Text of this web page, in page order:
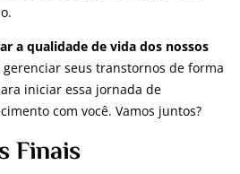
a qualidade de vida dos nossos
gerenciar seus transtornos de forma
iniciar essa jornada de
com você. Vamos juntos?
Finais